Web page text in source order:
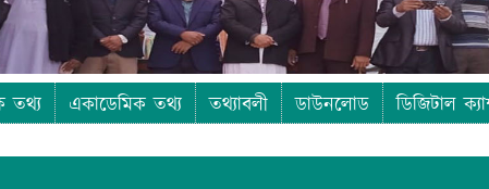
তথ্য একাডেমিক তথ্য তথ্যাবলী ডাউনলোড ডিজিটাল